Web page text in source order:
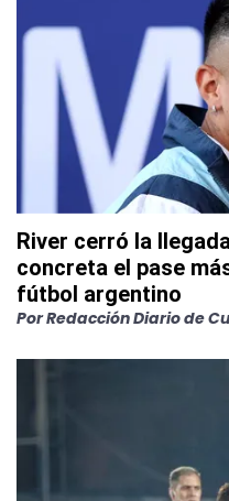
River cerró la
concreta el pase
fútbol argentino
PorRedacción Diario de